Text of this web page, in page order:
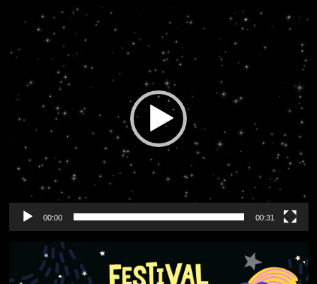
Reproductor
vídeo
00:00 00:31